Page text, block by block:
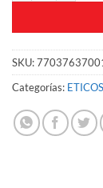
SKU:
Categorías: ETICOS